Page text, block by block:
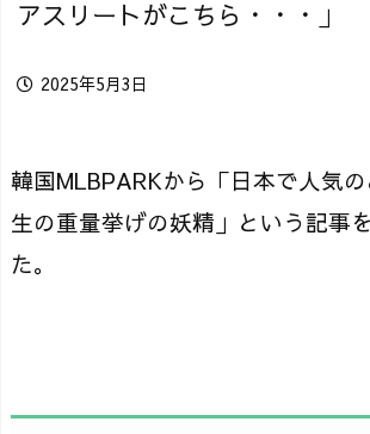
アスリートがこちら・・・」
2025年5月3日
韓国MLBPARKから「日本で人気
生の重量挙げの妖精」という記事
た。